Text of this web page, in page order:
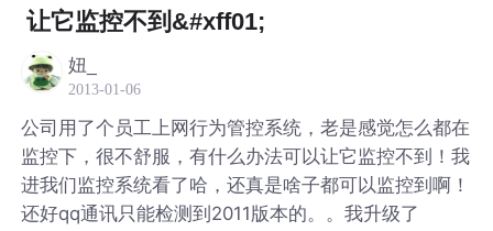
让它监控不到&#xff01;
妞_
2013-01-06
公司用了个员工上网行为管控系统，老是感觉怎么都在
监控下，很不舒服，有什么办法可以让它监控不到！我
进我们监控系统看了哈，还真是啥子都可以监控到啊！
还好qq通讯只能检测到2011版本的。。我升级了